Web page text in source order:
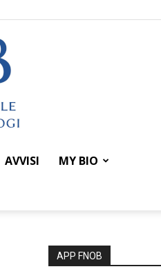
AVVISI MY BIO
APP FNOB